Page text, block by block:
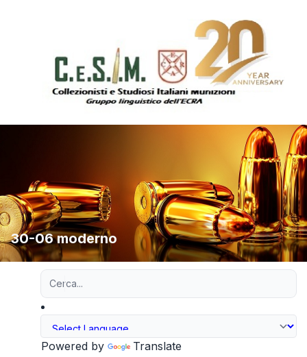
30-06 moderno
Powered by Translate